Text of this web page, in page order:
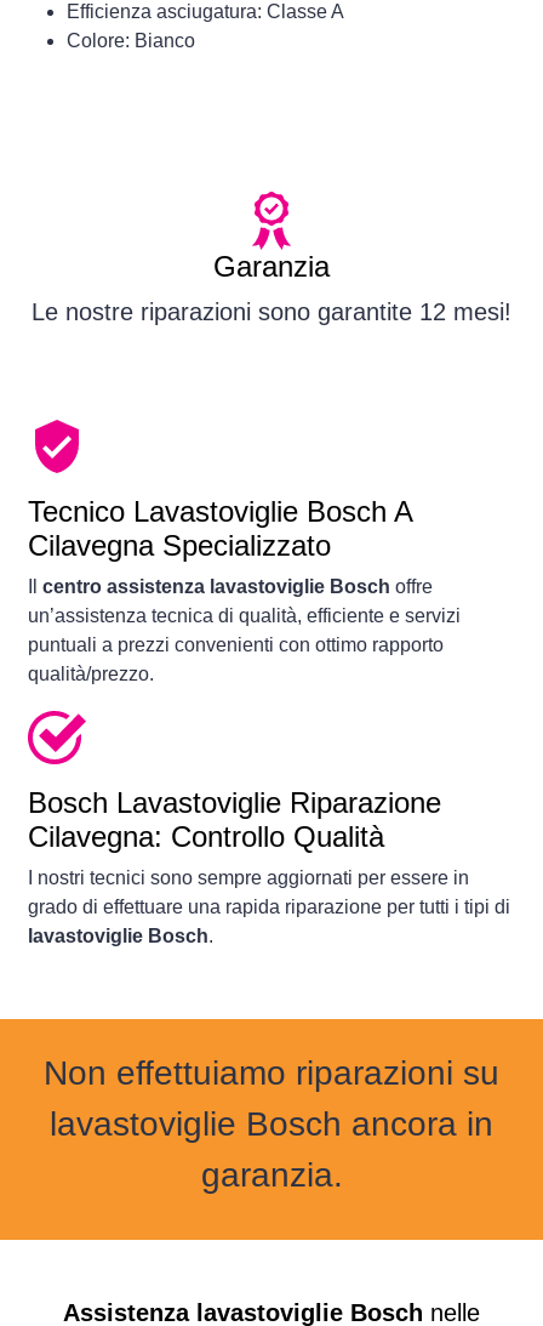
Efficienza asciugatura: Classe A
Colore: Bianco
Garanzia
Le nostre riparazioni sono garantite 12 mesi!
Tecnico Lavastoviglie Bosch A
Cilavegna Specializzato
centro assistenza lavastoviglie Bosch offre
un’assistenza tecnica di qualità, efficiente e servizi
puntuali a prezzi convenienti con ottimo rapporto
qualità/prezzo.
Bosch Lavastoviglie Riparazione
Cilavegna: Controllo Qualità
I nostri tecnici sono sempre aggiornati per essere in
grado di effettuare una rapida riparazione per tutti i tipi di
lavastoviglie Bosch.
Non effettuiamo riparazioni su
lavastoviglie Bosch ancora in
garanzia.
Assistenza lavastoviglie Bosch nelle